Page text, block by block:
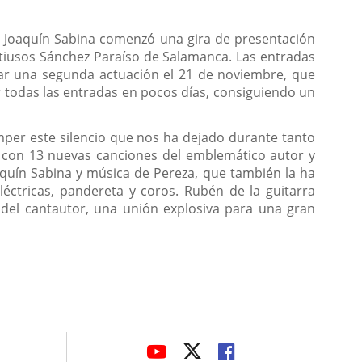
Sabina comenzó una gira de presentación
Sánchez Paraíso de Salamanca. Las entradas
una segunda actuación el 21 de noviembre, que
las entradas en pocos días, consiguiendo un
este silencio que nos ha dejado durante tanto
13 nuevas canciones del emblemático autor y
Sabina y música de Pereza, que también la ha
pandereta y coros. Rubén de la guitarra
cantautor, una unión explosiva para una gran
LINK
LINKLINK